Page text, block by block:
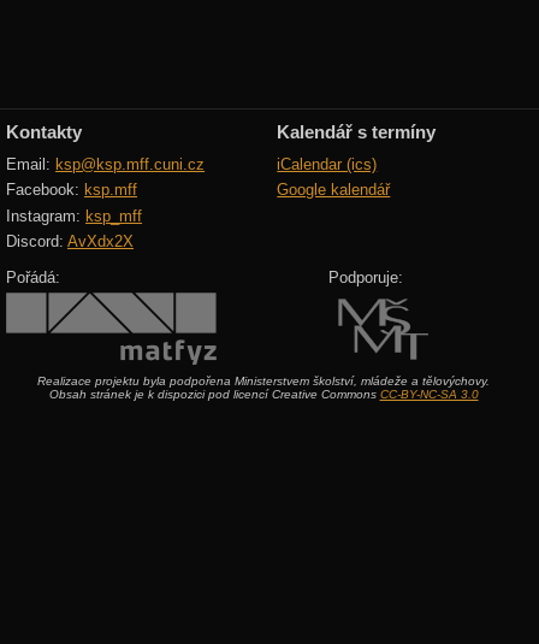
Kontakty
Email: ksp@ksp.mff.cuni.cz
Facebook: ksp.mff
Instagram: ksp_mff
Discord: AvXdx2X
Kalendář s termíny
iCalendar (ics)
Google kalendář
Pořádá: Podporuje:
Realizace projektu byla podpořena Ministerstvem školství, mládeže a tělovýchovy.
Obsah stránek je k dispozici pod licencí Creative Commons CC-BY-NC-SA 3.0